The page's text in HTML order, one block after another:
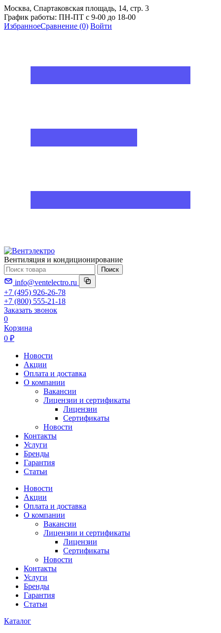
Москва, Спартаковская площадь, 14, стр. 3
График работы: ПН-ПТ с 9-00 до 18-00
ИзбранноеСравнение (0) Войти
Вентиляция и кондиционирование
Поиск
info@ventelectro.ru
+7 (495) 926-26-78
+7 (800) 555-21-18
Заказать звонок
0
Корзина
0 ₽
Новости
Акции
Оплата и доставка
О компании
Вакансии
Лицензии и сертификаты
Лицензии
Сертификаты
Новости
Контакты
Услуги
Бренды
Гарантия
Статьи
Новости
Акции
Оплата и доставка
О компании
Вакансии
Лицензии и сертификаты
Лицензии
Сертификаты
Новости
Контакты
Услуги
Бренды
Гарантия
Статьи
Каталог